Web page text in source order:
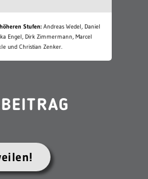
Stufen: Andreas Wedel, Daniel
Engel, Dirk Zimmermann, Marcel
und Christian Zenker.